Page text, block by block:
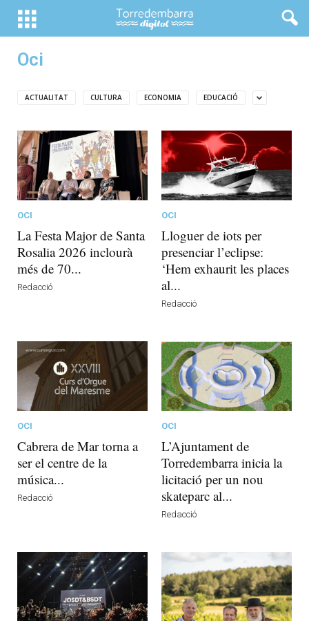
Oci
ACTUALITAT CULTURA ECONOMIA EDUCACIÓ
OCI
La Festa Major de Santa
Rosalia 2026 inclourà
més de 70...
Redacció
OCI
Lloguer de iots per
presenciar l’eclipse:
‘Hem exhaurit les places
al...
Redacció
OCI
Cabrera de Mar torna a
ser el centre de la
música...
Redacció
OCI
L’Ajuntament de
Torredembarra inicia la
licitació per un nou
skateparc al...
Redacció